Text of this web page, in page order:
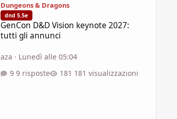
Dungeons & Dragons
dnd 5.5e
GenCon D&D Vision keynote 2027:
tutti gli annunci
aza · Lunedì alle 05:04
9 risposte
181 visualizzazioni